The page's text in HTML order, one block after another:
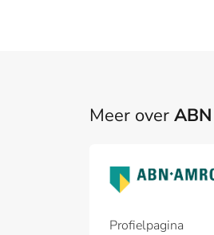
Meer over
Profielpagina